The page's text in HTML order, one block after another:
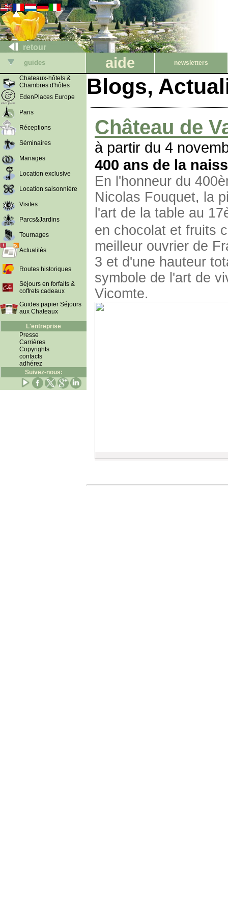
retour
guides aide newsletters
Chateaux-hôtels &
Chambres d'hôtes
EdenPlaces Europe
Paris
Réceptions
Séminaires
Mariages
Location exclusive
Location saisonnière
Visites
Parcs&Jardins
Tournages
Actualités
Routes historiques
Séjours en forfaits &
coffrets cadeaux
Guides papier Séjours
aux Chateaux
L'entreprise
Presse
Carrières
Copyrights
contacts
adhérez
Suivez-nous:
Blogs,
Château de
à partir du 4
400 ans de la
En l'honneur du
Nicolas Fouquet, la
l'art de la table au
en chocolat et fruits
meilleur ouvrier de
3 et d'une hauteur
symbole de l'art de
Vicomte.